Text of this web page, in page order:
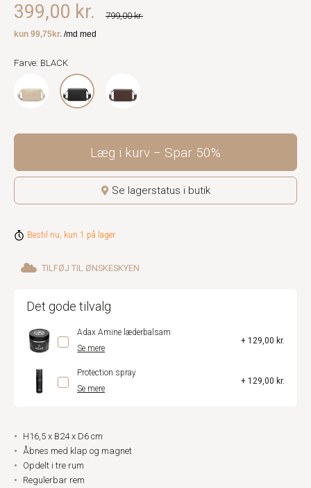
799,00 kr.
399,00 kr.
Farve: BLACK
Læg i kurv Spar 50%
Se lagerstatus i butik
Bestil nu, kun 1 på lager
TILFØJ TIL ØNSKESKYEN
Det gode tilvalg
Adax Amine læderbalsam
Se mere
+ 129,00 kr.
Protection spray
Se mere
+ 129,00 kr.
H16,5 x B24 x D6 cm
Åbnes med klap og magnet
Opdelt i tre rum
Regulerbar rem